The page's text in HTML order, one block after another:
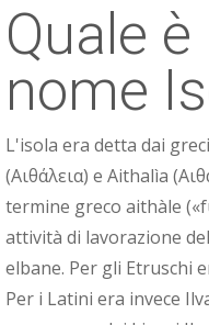
Quale è
nome
L'isola era detta dai
(Αιθάλεια) e Aithalìa
termine greco aithàle
attività di lavorazione
elbane. Per gli Etruschi
Per i Latini era invece